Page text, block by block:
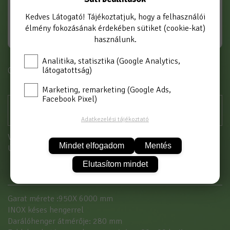
Cikkszám: PIG
Vásárláshoz kérjük jelentkezzen be!
Új partnerkéntitt tud regisztrálni
Garat mérete :950X 6000 mm
INOX késes hengerrel
Darálóhenger átmérője: 280 mm
Kedves Látogató! Tájékoztatjuk, hogy a felhasználói
élmény fokozásának érdekében sütiket (cookie-kat)
használunk.
Analitika, statisztika (Google Analytics,
látogatottság)
Marketing, remarketing (Google Ads,
Facebook Pixel)
Adatkezelési tájékoztató
Mindet elfogadom Mentés
Elutasítom mindet